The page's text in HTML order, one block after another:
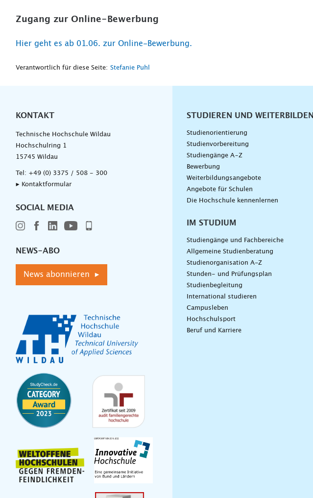
Zugang zur Online-Bewerbung
Hier geht es ab 01.06. zur Online-Bewerbung.
Verantwortlich für diese Seite: Stefanie Puhl
KONTAKT
Technische Hochschule Wildau
Hochschulring 1
15745 Wildau
Tel: +49 (0) 3375 / 508 - 300
▸ Kontaktformular
SOCIAL MEDIA
NEWS-ABO
News abonnieren ▸
Unternavigation
STUDIEREN UND WEITERBILDEN
Studienorientierung
Studienvorbereitung
Studiengänge A–Z
Bewerbung
Weiterbildungsangebote
Angebote für Schulen
Die Hochschule kennenlernen
IM STUDIUM
Studiengänge und Fachbereiche
Allgemeine Studienberatung
Studienorganisation A-Z
Stunden- und Prüfungsplan
Studienbegleitung
International studieren
Campusleben
Hochschulsport
Beruf und Karriere